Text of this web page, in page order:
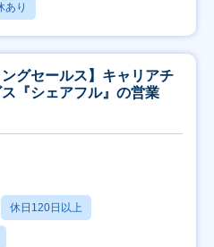
あり
グセールス】キャリアチ
『シェアフル』の営業
休日120日以上